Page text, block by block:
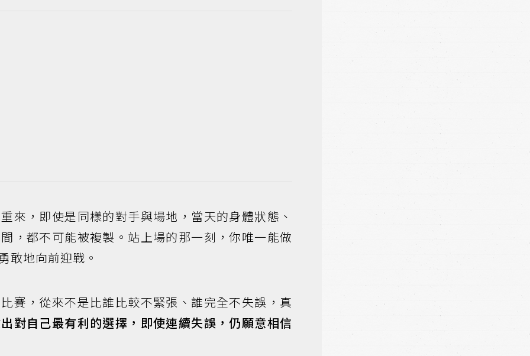
來，即使是同樣的對手與場地，當天的身體狀態、
，都不可能被複製。站上場的那一刻，你唯一能做
敢地向前迎戰。
賽，從來不是比誰比較不緊張、誰完全不失誤，真
對自己最有利的選擇，即使連續失誤，仍願意相信